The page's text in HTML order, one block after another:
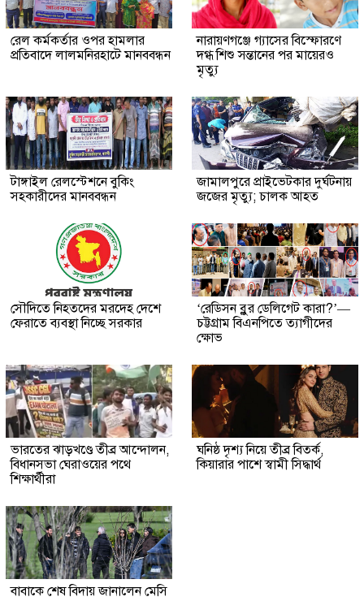
রেল কর্মকর্তার ওপর হামলার
প্রতিবাদে লালমনিরহাটে মানববন্ধন
নারায়ণগঞ্জে গ্যাসের বিস্ফোরণে
দগ্ধ শিশু সন্তানের পর মায়েরও
মৃত্যু
টাঙ্গাইল রেলস্টেশনে বুকিং
সহকারীদের মানববন্ধন
জামালপুরে প্রাইভেটকার দুর্ঘটনায়
জজের মৃত্যু; চালক আহত
সৌদিতে নিহতদের মরদেহ দেশে
ফেরাতে ব্যবস্থা নিচ্ছে সরকার
‘রেডিসন ব্লুর ডেলিগেট কারা?’—
চট্টগ্রাম বিএনপিতে ত্যাগীদের
ক্ষোভ
ভারতের ঝাড়খণ্ডে তীব্র আন্দোলন,
বিধানসভা ঘেরাওয়ের পথে
শিক্ষার্থীরা
ঘনিষ্ঠ দৃশ্য নিয়ে তীব্র বিতর্ক,
কিয়ারার পাশে স্বামী সিদ্ধার্থ
বাবাকে শেষ বিদায় জানালেন মেসি